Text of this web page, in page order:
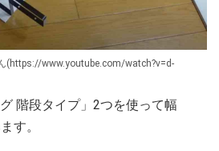
(https://www.youtube.com/watch?v=d-
階段タイプ」2つを使って幅
す。